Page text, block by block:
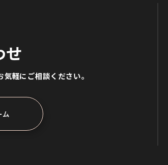
せ
気軽にご相談ください。
ム